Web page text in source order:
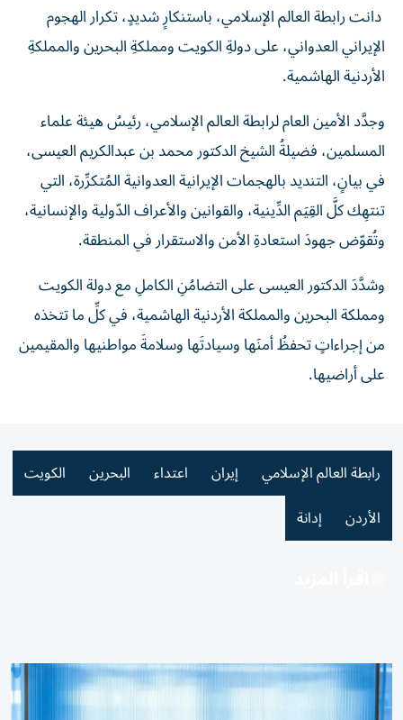
دانت رابطة العالم الإسلامي، باستنكارٍ شديدٍ، تكرار الهجوم
الإيراني العدواني، على دولةِ الكويت ومملكةِ البحرين والمملكةِ
الأردنية الهاشمية.
وجدَّد الأمين العام لرابطة العالم الإسلامي، رئيسُ هيئة علماء
المسلمين، فضيلةُ الشيخ الدكتور محمد بن عبدالكريم العيسى،
في بيانٍ، التنديد بالهجمات الإيرانية العدوانية المُتكرِّرة، التي
تنتهِك كلَّ القِيَم الدِّينية، والقوانين والأعراف الدّولية والإنسانية،
وتُقوّض جهودَ استعادةِ الأمن والاستقرار في المنطقة.
وشدَّدَ الدكتور العيسى على التضامُنِ الكاملِ مع دولة الكويت
ومملكة البحرين والمملكة الأردنية الهاشمية، في كلِّ ما تتخذه
من إجراءاتٍ تحفظُ أمنَها وسيادتَها وسلامةَ مواطنيها والمقيمين
على أراضيها.
رابطة العالم الإسلامي إيران اعتداء البحرين
الكويت
الأردن
إدانة